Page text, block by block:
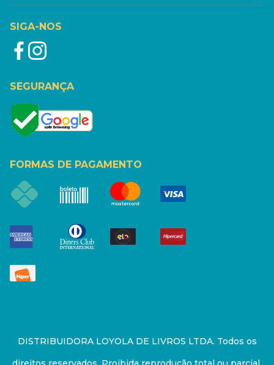
SIGA-NOS
SEGURANÇA
FORMAS DE PAGAMENTO
DISTRIBUIDORA LOYOLA DE LIVROS LTDA. Todos os